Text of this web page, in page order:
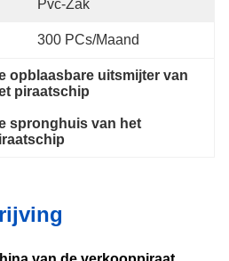
Pvc-Zak
300 PCs/Maand
opblaasbare uitsmijter van
piraatschip
spronghuis van het